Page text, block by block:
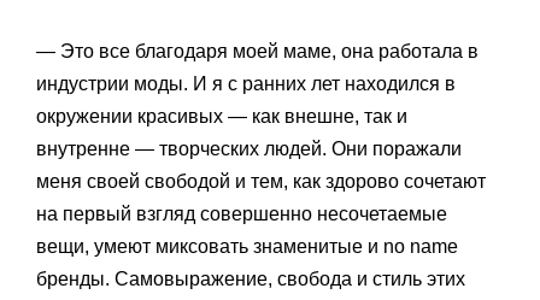
— Это все благодаря моей маме, она работала в
индустрии моды. И я с ранних лет находился в
окружении красивых — как внешне, так и
внутренне — творческих людей. Они поражали
меня своей свободой и тем, как здорово сочетают
на первый взгляд совершенно несочетаемые
вещи, умеют миксовать знаменитые и no name
бренды. Самовыражение, свобода и стиль этих